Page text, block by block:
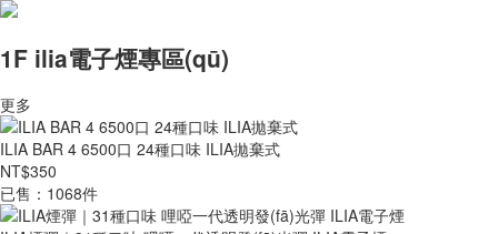
1F ilia電子煙專區(qū)
更多
ILIA BAR 4 6500口 24種口味 ILIA拋棄式
NT$350
已售：1068件